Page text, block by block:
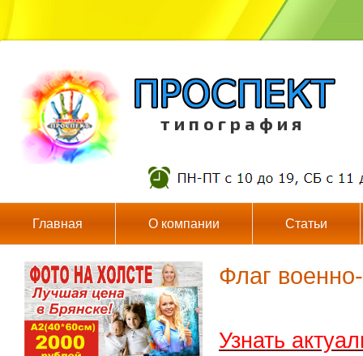
т и п о г р а ф и я
Главная О компании Статьи
Флаг
Узнать